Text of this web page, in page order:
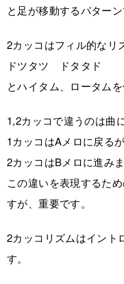
と足が移動するパターン
2カッコはフィル的なリ
ドツタツ ドタタド
とハイタム、ロータムを
1,2カッコで違うのは曲
1カッコはAメロに戻るが
2カッコはBメロに進みま
この違いを表現するた
すが、重要です。
2カッコリズムはイント
す。